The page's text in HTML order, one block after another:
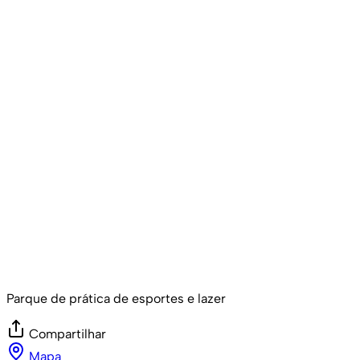
Parque de prática de esportes e lazer
Compartilhar
Mapa